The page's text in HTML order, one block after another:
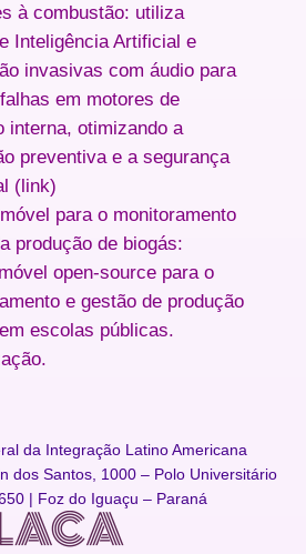
à combustão: utiliza
Inteligência Artificial e
invasivas com áudio para
em motores de
interna, otimizando a
preventiva e a segurança
(link)
para o monitoramento
produção de biogás:
open-source para o
e gestão de produção
escolas públicas.
da Integração Latino Americana
dos Santos, 1000 – Polo Universitário
| Foz do Iguaçu – Paraná